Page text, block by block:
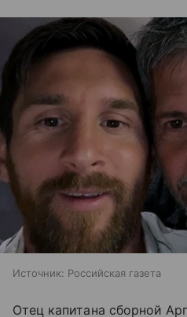
Источник: Российская газета
Отец капитана сборной